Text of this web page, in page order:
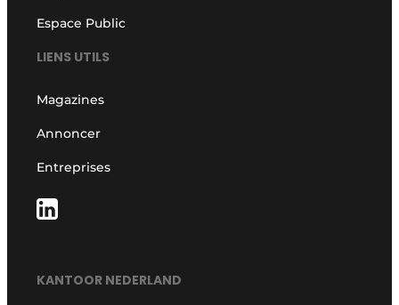
Espace Public
LIENS UTILS
Magazines
Annoncer
Entreprises
KANTOOR NEDERLAND